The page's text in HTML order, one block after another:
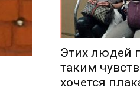
Этих людей
таким
хочется